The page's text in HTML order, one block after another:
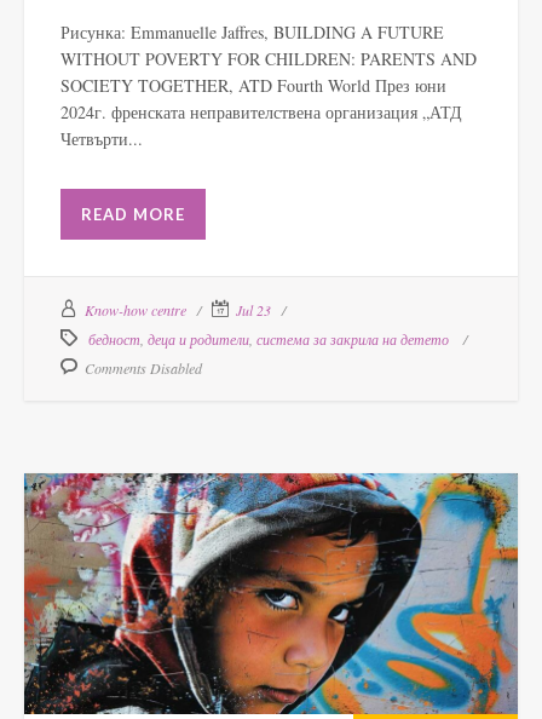
Рисунка: Emmanuelle Jaffres, BUILDING A FUTURE
WITHOUT POVERTY FOR CHILDREN: PARENTS AND
SOCIETY TOGETHER, ATD Fourth World През юни
2024г. френската неправителствена организация „АТД
Четвърти...
READ MORE
Know-how centre
Jul 23
бедност деца и родители система за закрила на детето
Comments Disabled